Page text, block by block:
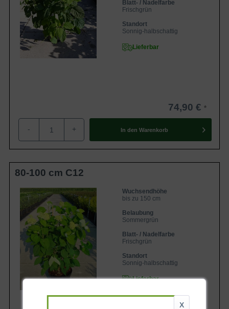
Blatt- / Nadelfarbe
Frischgrün
Standort
Sonnig-halbschattig
Lieferbar
74,90 €
- + In den Warenkorb
80-100 cm C12
Wuchsendhöhe
bis zu 150 cm
Belaubung
Sommergrün
Blatt- / Nadelfarbe
Frischgrün
Standort
Sonnig-halbschattig
Lieferbar
X